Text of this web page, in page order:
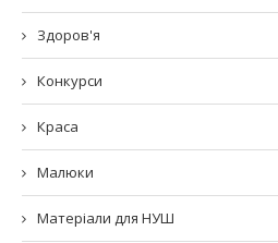
Здоров'я
Конкурси
Краса
Малюки
Матеріали для НУШ